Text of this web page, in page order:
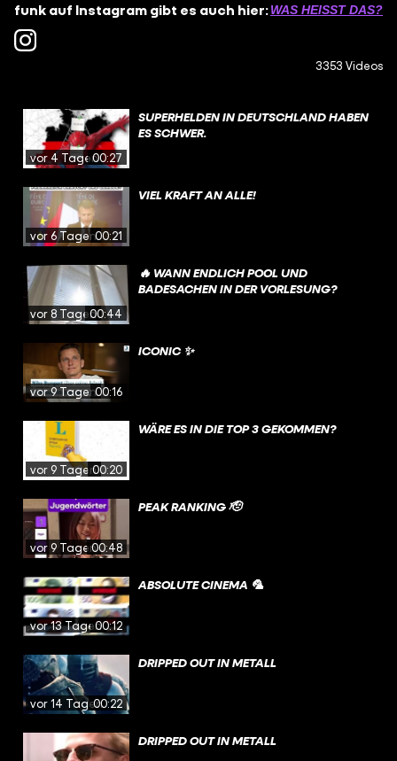
funk auf Instagram gibt es auch hier:WAS HEISST DAS?
3353 Videos
vor 4 Tagen00:27
SUPERHELDEN IN DEUTSCHLAND HABEN
ES SCHWER.
vor 6 Tagen00:21
VIEL KRAFT AN ALLE!
vor 8 Tagen00:44
🔥 WANN ENDLICH POOL UND
BADESACHEN IN DER VORLESUNG?
vor 9 Tagen00:16
ICONIC ✨
vor 9 Tagen00:20
WÄRE ES IN DIE TOP 3 GEKOMMEN?
vor 9 Tagen00:48
PEAK RANKING 🫡
vor 13 Tagen00:12
ABSOLUTE CINEMA 🦜
vor 14 Tagen00:22
DRIPPED OUT IN METALL
DRIPPED OUT IN METALL